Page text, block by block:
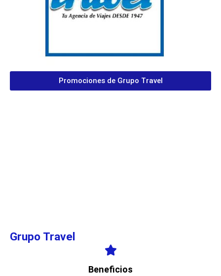
Promociones de Grupo Travel
Grupo Travel
Beneficios